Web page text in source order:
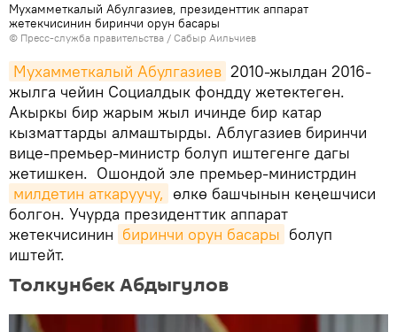
Мухамметкалый Абулгазиев, президенттик аппарат
жетекчисинин биринчи орун басары
© Пресс-служба правительства / Сабыр Аильчиев
Мухамметкалый Абулгазиев 2010-жылдан 2016-
жылга чейин Социалдык фондду жетектеген.
Акыркы бир жарым жыл ичинде бир катар
кызматтарды алмаштырды. Аблугазиев биринчи
вице-премьер-министр болуп иштегенге дагы
жетишкен. Ошондой эле премьер-министрдин
милдетин аткаруучу, өлкө башчынын кеңешчиси
болгон. Учурда президенттик аппарат
жетекчисинин биринчи орун басары болуп
иштейт.
Толкунбек Абдыгулов